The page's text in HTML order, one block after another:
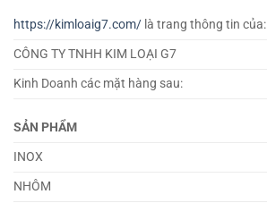
https://kimloaig7.com/ là trang thông tin của:
CÔNG TY TNHH KIM LOẠI G7
Kinh Doanh các mặt hàng sau:
SẢN PHẨM
INOX
NHÔM